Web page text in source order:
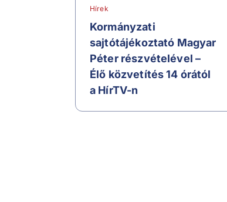
Hírek
Kormányzati
sajtótájékoztató Magyar
Péter részvételével –
Élő közvetítés 14 órától
a HírTV-n